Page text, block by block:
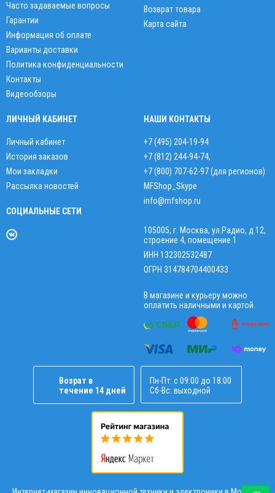
Часто задаваемые вопросы
Гарантии
Информация об оплате
Варианты доставки
Политика конфиденциальности
Контакты
Видеообзоры
Возврат товара
Карта сайта
ЛИЧНЫЙ КАБИНЕТ
Личный кабинет
История заказов
Мои закладки
Рассылка новостей
СОЦИАЛЬНЫЕ СЕТИ
НАШИ КОНТАКТЫ
+7 (495) 204-19-94
+7 (812) 244-94-74,
+7 (800) 707-62-97 (для регионов)
MFShop_Skype
info@mfshop.ru
105005, г. Москва, ул.Радио, д.12,
строение 4, помещение 1
ИНН 132302532487
ОГРН 314784704400433
В магазине и курьеру можно
оплатить наличными и картой.
Возрат в
течение 14 дней
Пн-Пт: с 09:00 до 18:00
Сб-Вс: выходной